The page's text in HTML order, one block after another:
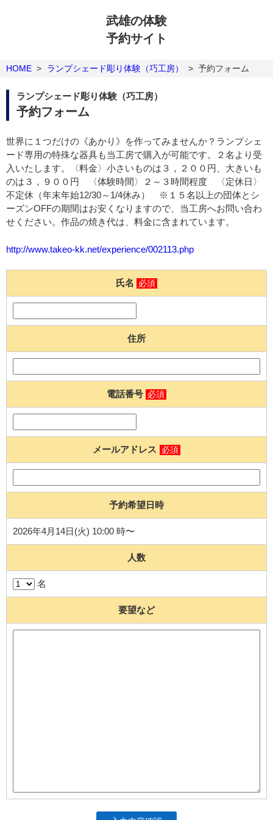
武雄の体験
予約サイト
HOME > ランプシェード彫り体験（巧工房） > 予約フォーム
ランプシェード彫り体験（巧工房）
予約フォーム
世界に１つだけの《あかり》を作ってみませんか？ランプシェ
ード専用の特殊な器具も当工房で購入が可能です。２名より受
入いたします。〈料金〉小さいものは３，２００円、大きいも
のは３，９００円 〈体験時間〉２～３時間程度 〈定休日〉
不定休（年末年始12/30～1/4休み） ※１５名以上の団体とシ
ーズンOFFの期間はお安くなりますので、当工房へお問い合わ
せください。作品の焼き代は、料金に含まれています。
http://www.takeo-kk.net/experience/002113.php
氏名 必須
住所
電話番号 必須
メールアドレス 必須
予約希望日時
2026年4月14日(火) 10:00 時〜
人数
名
要望など